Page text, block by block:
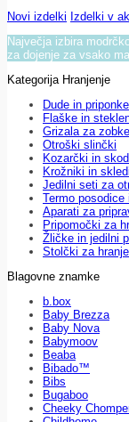
Novi izdelki Izdelki v
Največja izbira
za dojenje za vsako
Kategorija Hranjenje
Dude in priponke
Flaške in
Grizala za zobke
Otroški slinčki
Kozarčki in
Krožniki in
Jedilni seti za
Termo posodice
Aparati za
Pripomočki za
Žličke in jedilni
Stolčki za
Blagovne znamke
b.box
Baby Brezza
Baby Nova
Babymoov
Beaba
Bibado™
Bibs
Bugaboo
Cheeky